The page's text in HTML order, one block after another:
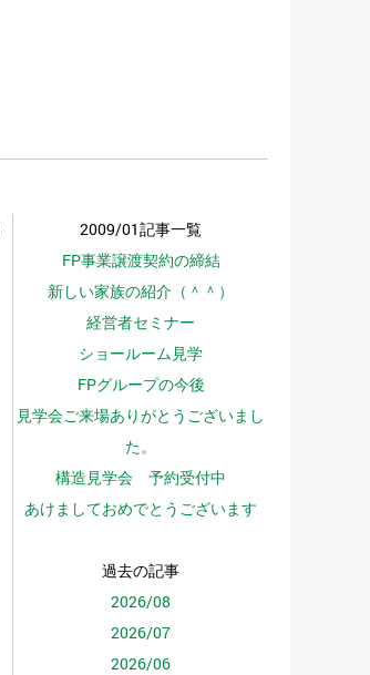
2009/01記事一覧
FP事業譲渡契約の締結
新しい家族の紹介（＾＾）
経営者セミナー
ショールーム見学
FPグループの今後
見学会ご来場ありがとうございまし
た。
構造見学会 予約受付中
あけましておめでとうございます
過去の記事
2026/08
2026/07
2026/06